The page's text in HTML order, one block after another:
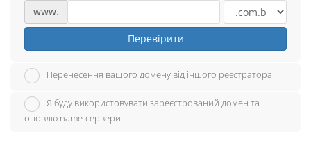
www.
Перевірити
Перенесення вашого домену від іншого реєстратора
Я буду використовувати зареєстрований домен та
оновлю name-сервери